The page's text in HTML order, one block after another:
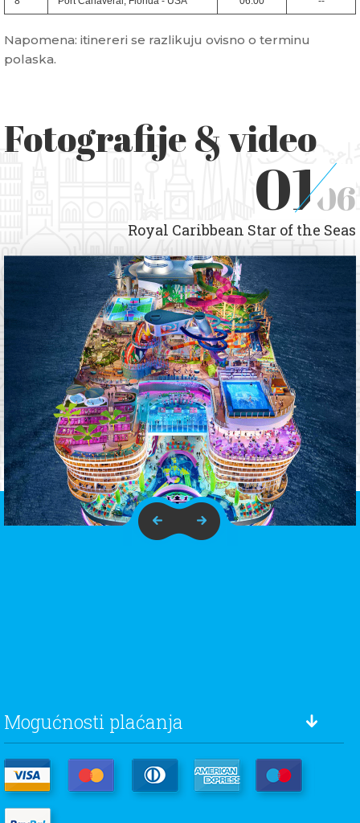
Napomena: itinereri se razlikuju ovisno o terminu
polaska.
Fotografije & video
0106
Royal Caribbean Star of the Seas
Mogućnosti plaćanja